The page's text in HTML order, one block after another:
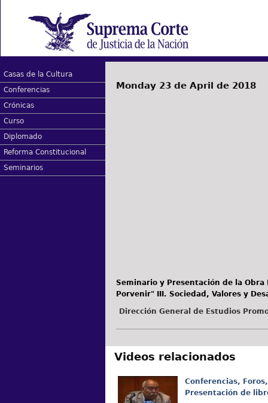
Casas de la Cultura
Conferencias
Crónicas
Curso
Diplomado
Reforma Constitucional
Seminarios
Monday 23 de April de 2018
Seminario y Presentación de la
Porvenir" III. Sociedad, Valores y
Dirección General de Estudios
Videos relacionados
Conferencias,
Presentación de